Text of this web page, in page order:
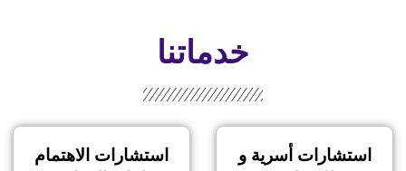
خدماتنا
استشارات أسرية و
استشارات الاهتمام